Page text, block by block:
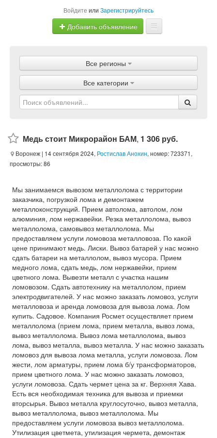
Войдите или Зарегистрируйтесь
Добавить объявление
Объявления
Магазины
Услуги
Все регионы
Все категории
Медь стоит Микрорайон БАМ, 1 306 руб.
Воронеж | 14 сентября 2024, Ростислав Анохин, номер: 723371,
просмотры: 86
Мы занимаемся вывозом металлолома с территории
заказчика, погрузкой лома и демонтажем
металлоконструкций. Прием автолома, автолом, лом
алюминия, лом нержавейки. Резка металлолома, вывоз
металлолома, самовывоз металлолома. Мы
предоставляем услуги ломовоза металловоза. По какой
цене принимают медь. Лиски. Вывоз батарей у нас можно
сдать батареи на металлолом, вывоз мусора. Прием
медного лома, сдать медь, лом нержавейки, прием
цветного лома. Вывезти металл с участка нашим
ломовозом. Сдать автотехнику на металлолом, прием
электродвигателей. У нас можно заказать ломовоз, услуги
металловоза и аренда ломовоза для вывоза лома. Лом
купить. Садовое. Компания Росмет осуществляет прием
металлолома (прием лома, прием металла, вывоз лома,
вывоз металлолома. Вывоз лома металлолома, вывоз
лома, вывоз металла, вывоз металла. У нас можно заказать
ломовоз для вывоза лома металла, услуги ломовоза. Лом
жести, лом арматуры, прием лома б/у трансформаторов,
прием цветного лома. У нас можно заказать ломовоз,
услуги ломовоза. Сдать чермет цена за кг. Верхняя Хава.
Есть вся необходимая техника для вывоза и приемки
вторсырья. Вывоз металла круглосуточно, вывоз металла,
вывоз металлолома, вывоз металлолома. Мы
предоставляем услуги ломовоза вывоз металлолома.
Утилизация цветмета, утилизация чермета, демонтаж